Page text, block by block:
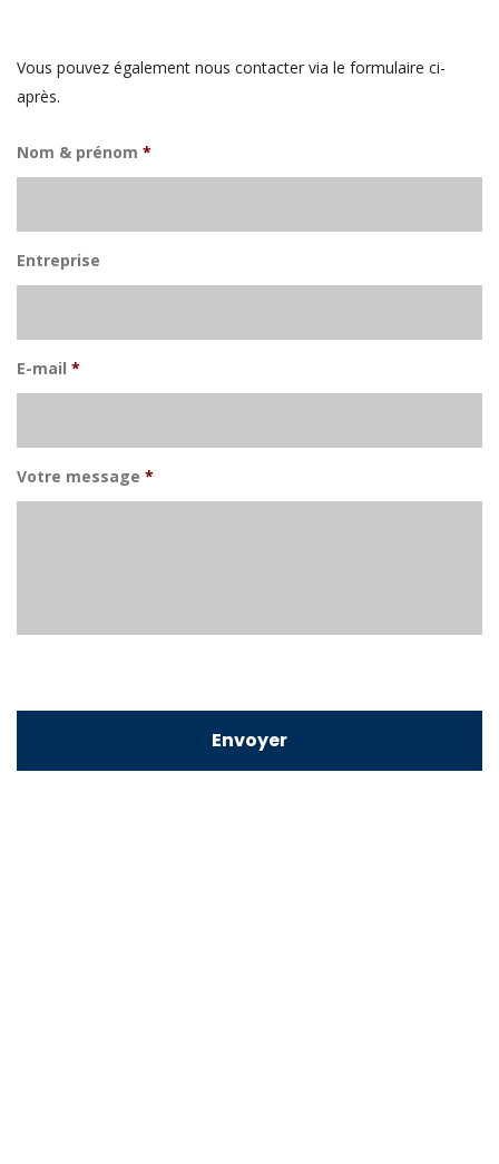
Vous pouvez également nous contacter via le formulaire ci-
après.
Nom & prénom *
Entreprise
E-mail *
Votre message *